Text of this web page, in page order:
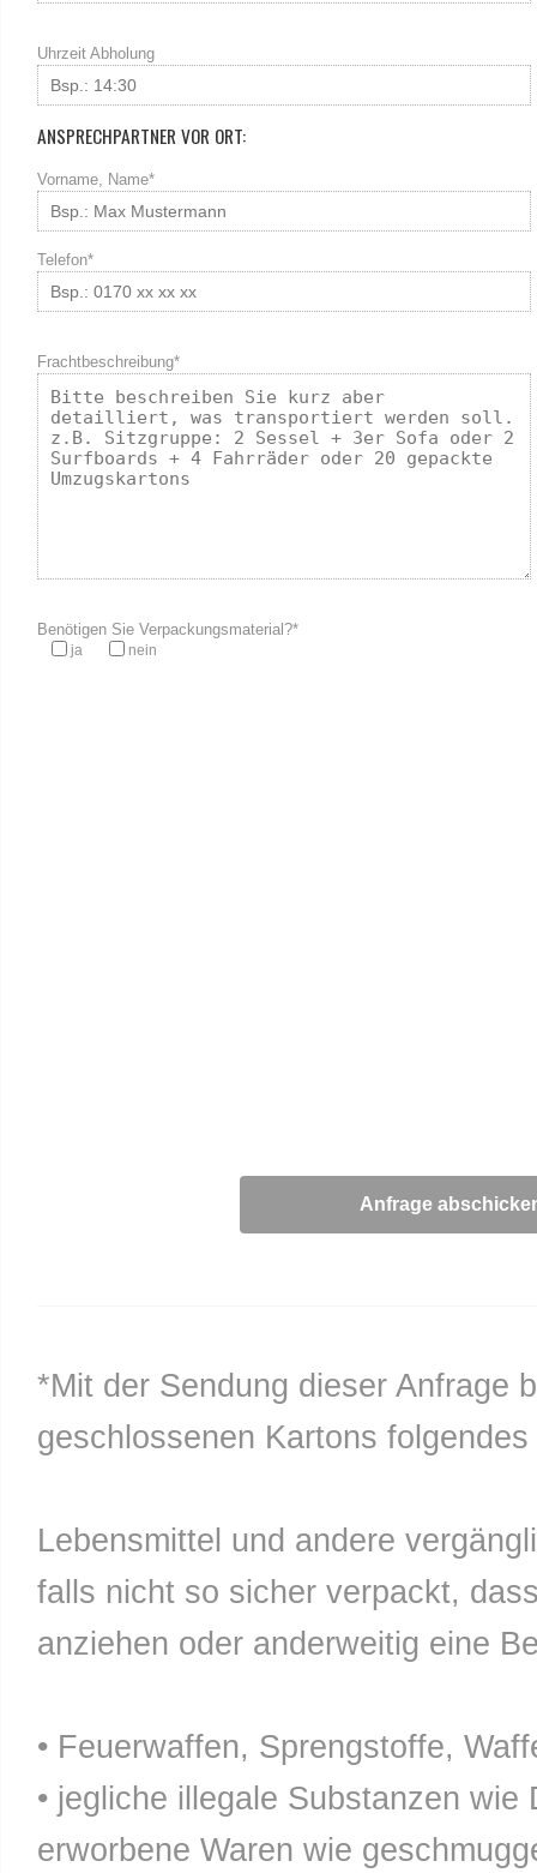
Uhrzeit Abholung
ANSPRECHPARTNER VOR ORT:
Vorname, Name*
Telefon*
Frachtbeschreibung*
Benötigen Sie Verpackungsmaterial?*
ja nein
*Mit der Sendung dieser Anfrage
geschlossenen Kartons
Lebensmittel und andere
falls nicht so sicher verpackt,
anziehen oder anderweitig eine
• Feuerwaffen, Sprengstoffe,
• jegliche illegale Substanzen
erworbene Waren wie